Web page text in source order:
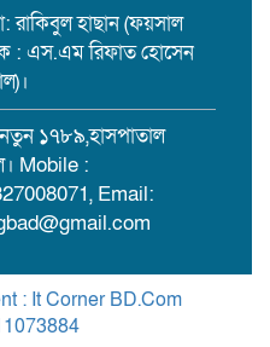
নির্বাসন পেরিয়ে সেবায়
মন জয়, ইউপি নির্বাচনে
চান ‘মানবিক মামুন’!
শেষে ফেরা হলো না:
ট্রলার থেকে পড়ে কিশোর
ডাকাত চক্রের সদস্য রাসেল
হাছান (ফয়সাল
: এস.এম রিফাত হোসেন
১৭৮৯,হাসপাতাল
Mobile :
Email:
: It Corner BD.Com